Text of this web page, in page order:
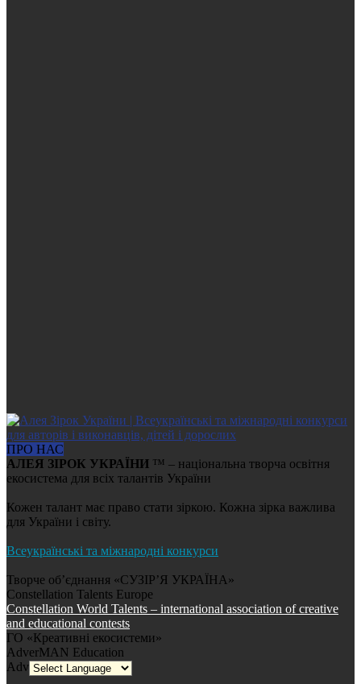
ПРО НАС
АЛЕЯ ЗІРОК УКРАЇНИ ™ – національна творча освітня
екосистема для всіх талантів України
Кожен талант має право стати зіркою. Кожна зірка важлива
для України і світу.
Всеукраїнські та міжнародні конкурси
Творче об’єднання «СУЗІР’Я УКРАЇНА»
Constellation Talents Europe
Constellation World Talents – international association of creative
and educational contests
ГО «Креативні екосистеми»
AdverMAN Education
AdverMAN Promotion